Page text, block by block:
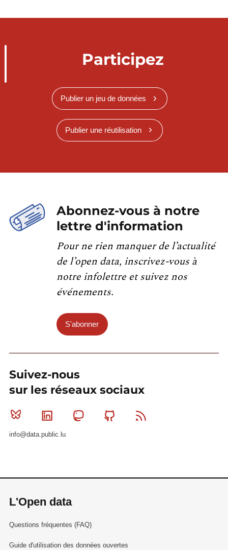
Participez
Publier un jeu de données
Publier une réutilisation
Abonnez-vous à notre
lettre d'information
Pour ne rien manquer de l’actualité
de l’open data, inscrivez-vous à
notre infolettre et suivez nos
événements.
S'abonner
Suivez-nous
sur les réseaux sociaux
Bluesky Linkedin MastodonGithub
info@data.public.lu
L'Open data
Questions fréquentes (FAQ)
Guide d'utilisation des données ouvertes